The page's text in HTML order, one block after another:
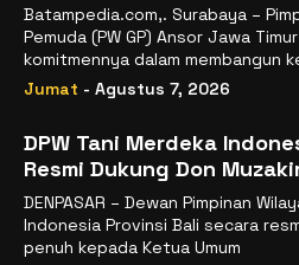
Batampedia.com,. Surabaya –
Pemuda (PW GP) Ansor Jawa
komitmennya dalam membangun
Jumat - Agustus 7, 2026
DPW Tani Merdeka
Resmi Dukung Don
Wakil Menteri Pertanian RI
DENPASAR – Dewan Pimpinan
Indonesia Provinsi Bali secara
penuh kepada Ketua Umum